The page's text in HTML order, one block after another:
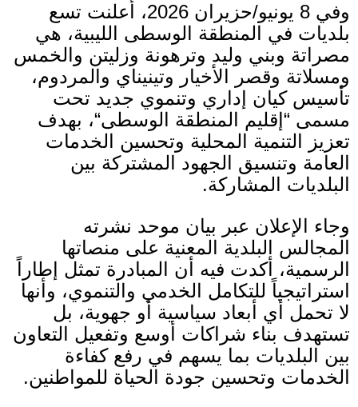
وفي 8 يونيو/حزيران 2026، أعلنت تسع
بلديات في المنطقة الوسطى الليبية، هي
مصراتة وبني وليد وترهونة وزليتن والخمس
ومسلاتة وقصر الأخيار وتينيناي والمردوم،
تأسيس كيان إداري وتنموي جديد تحت
مسمى “ إقليم المنطقة الوسطى“، بهدف
تعزيز التنمية المحلية وتحسين الخدمات
العامة وتنسيق الجهود المشتركة بين
البلديات المشاركة.
وجاء الإعلان عبر بيان موحد نشرته
المجالس البلدية المعنية على منصاتها
الرسمية، أكدت فيه أن المبادرة تمثل إطاراً
استراتيجياً للتكامل الخدمي والتنموي، وأنها
لا تحمل أي أبعاد سياسية أو جهوية، بل
تستهدف بناء شراكات أوسع وتفعيل التعاون
بين البلديات بما يسهم في رفع كفاءة
الخدمات وتحسين جودة الحياة للمواطنين.